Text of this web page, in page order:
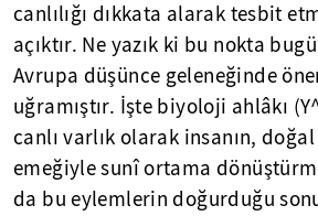
canlılığı dıkkata alarak tesbit
açıktır. Ne yazık ki bu nokta
Avrupa düşünce geleneğinde
uğramıştır. İşte biyoloji ahlâkı
canlı varlık olarak insanın,
emeğiyle sunî ortama
da bu eylemlerin doğurduğu